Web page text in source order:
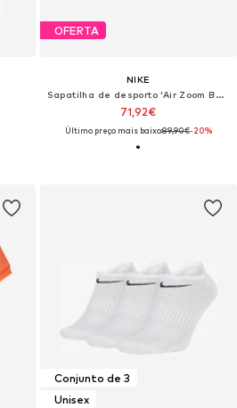
OFERTA
NIKE
Sapatilha de desporto 'Air Zoom Bella 7'
71,92€
Último preço mais baixo:89,90€-20%
Conjunto de 3
Unisex